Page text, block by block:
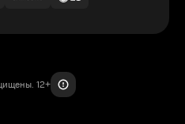
12+